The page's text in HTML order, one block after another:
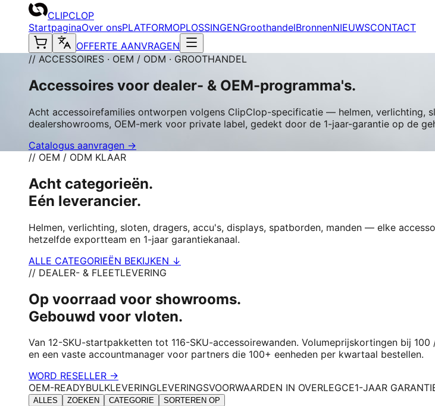
CLIPCLOP
StartpaginaOver onsPLATFORMOPLOSSINGENGroothandelBronnenNIEUWSCONTACT
OFFERTE AANVRAGEN
// ACCESSOIRES · OEM / ODM · GROOTHANDEL
Accessoires voor dealer- & OEM-programma's.
Acht accessoirefamilies ontworpen volgens ClipClop-specificatie — helmen, verlichting,
dealershowrooms, OEM-merk voor private label, gedekt door de 1-jaar-garantie op de
Catalogus aanvragen →
// OEM / ODM KLAAR
Acht categorieën.
Eén leverancier.
Helmen, verlichting, sloten, dragers, accu's, displays, spatborden, manden — elke
hetzelfde exportteam en 1-jaar garantiekanaal.
ALLE CATEGORIEËN BEKIJKEN ↓
// DEALER- & FLEETLEVERING
Op voorraad voor showrooms.
Gebouwd voor vloten.
Van 12-SKU-startpakketten tot 116-SKU-accessoirewanden. Volumeprijskortingen bij
en een vaste accountmanager voor partners die 100+ eenheden per kwartaal bestellen.
WORD RESELLER →
OEM-READYBULKLEVERINGLEVERINGSVOORWAARDEN IN OVERLEGCE1-JAAR
ALLES ZOEKEN CATEGORIE SORTEREN OP